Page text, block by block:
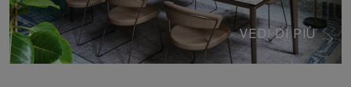
VEDI DI PIÙ